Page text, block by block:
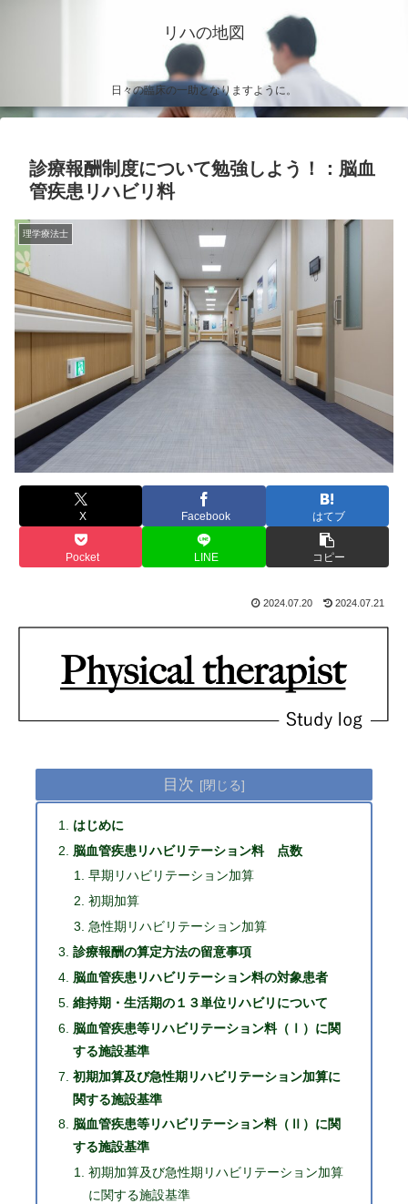
リハの地図
日々の臨床の一助となりますように。
診療報酬制度について勉強しよう！：脳血
管疾患リハビリ料
理学療法士
X Facebook はてブ
Pocket LINE コピー
2024.07.20 2024.07.21
目次
はじめに
脳血管疾患リハビリテーション料 点数
早期リハビリテーション加算
初期加算
急性期リハビリテーション加算
診療報酬の算定方法の留意事項
脳血管疾患リハビリテーション料の対象患者
維持期・生活期の１３単位リハビリについて
脳血管疾患等リハビリテーション料（Ⅰ）に関
する施設基準
初期加算及び急性期リハビリテーション加算に
関する施設基準
脳血管疾患等リハビリテーション料（Ⅱ）に関
する施設基準
初期加算及び急性期リハビリテーション加算
に関する施設基準